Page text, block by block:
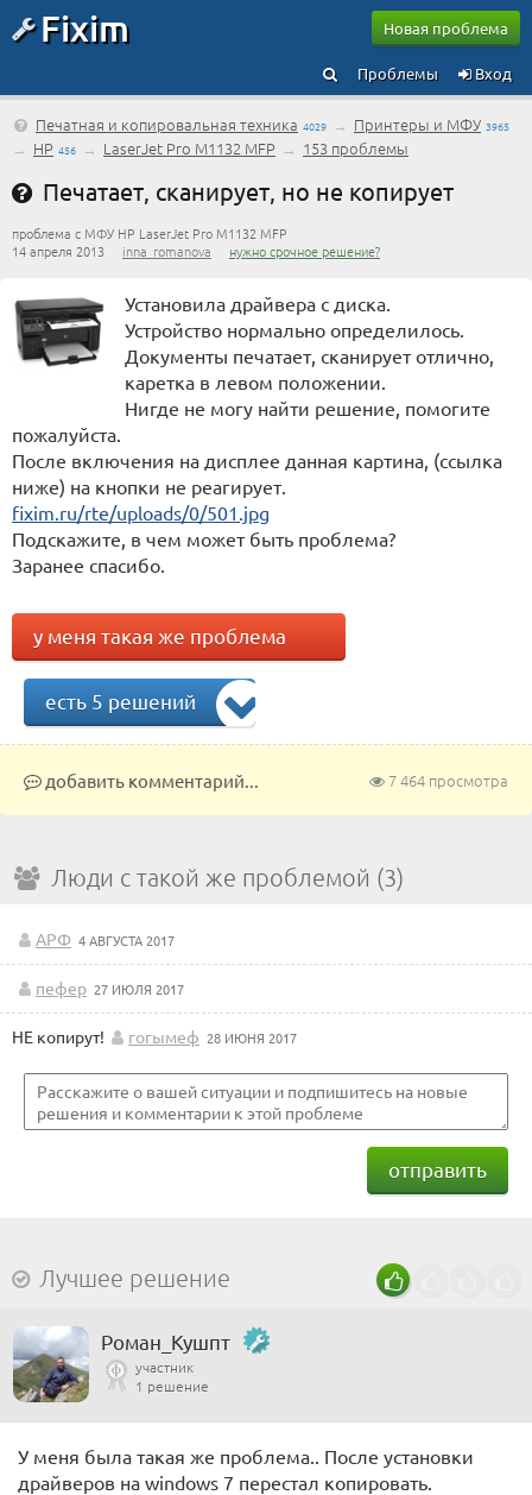
Fixim Новая проблема
Вход
Проблемы
Печатная и копировальная техника 4029 → Принтеры и МФУ 3965
→ HP 456 → LaserJet Pro M1132 MFP → 153 проблемы
Печатает, сканирует, но не копирует
проблема с МФУ HP LaserJet Pro M1132 MFP
14 апреля 2013 inna_romanova нужно срочное решение?
Установила драйвера с диска.
Устройство нормально определилось.
Документы печатает, сканирует отлично,
каретка в левом положении.
Нигде не могу найти решение, помогите
пожалуйста.
После включения на дисплее данная картина, (ссылка
ниже) на кнопки не реагирует.
fixim.ru/rte/uploads/0/501.jpg
Подскажите, в чем может быть проблема?
Заранее спасибо.
у меня такая же проблема
есть 5 решений
7 464 просмотра
добавить комментарий...
Люди с такой же проблемой (3)
АРФ 4 АВГУСТА 2017
пефер 27 ИЮЛЯ 2017
НЕ копирут! гогымеф 28 ИЮНЯ 2017
отправить
Лучшее решение
Роман_Кушпт
участник
1 решение
У меня была такая же проблема.. После установки
драйверов на windows 7 перестал копировать.